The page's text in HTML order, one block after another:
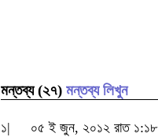
মন্তব্য (২৭) মন্তব্য লিখুন
১| ০৫ ই জুন, ২০১২ রাত ১:১৮